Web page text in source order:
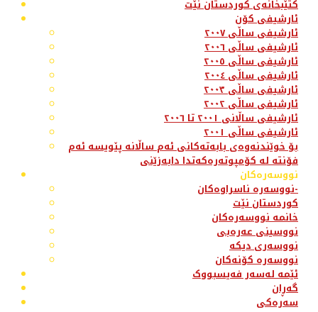
کتێبخانەی کوردستان نێت
ئارشیفی کۆن
ئارشیفی ساڵی ٢٠٠٧
ئارشیفی ساڵی ٢٠٠٦
ئارشیفی ساڵی ٢٠٠٥
ئارشیفی ساڵی ٢٠٠٤
ئارشیفی ساڵی ٢٠٠٣
ئارشیفی ساڵی ٢٠٠٢
ئارشیفی ساڵانی ٢٠٠١ تا ٢٠٠٦
ئارشیفی ساڵی ٢٠٠١
بۆ خوێندنەوەی بابەتەکانی ئەم ساڵانە پێویسە ئەم
فۆنتە لە کۆمپوتەرەکەتدا دابەزێنی
نووسەرەکان
نووسەرە ناسراوەکان-
کوردستان نێت
خانمە نووسەرەکان
نووسینی عەرەبی
نووسەری دیکە
نووسەرە کۆنەکان
ئێمە لەسەر فەیسبووک
گەڕان
سەرەکی